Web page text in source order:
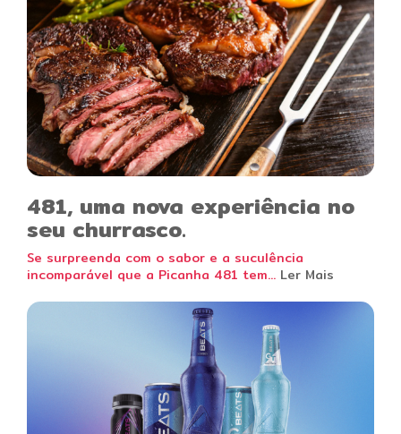
481, uma nova experiência no
seu churrasco.
Se surpreenda com o sabor e a suculência
incomparável que a Picanha 481 tem... Ler Mais